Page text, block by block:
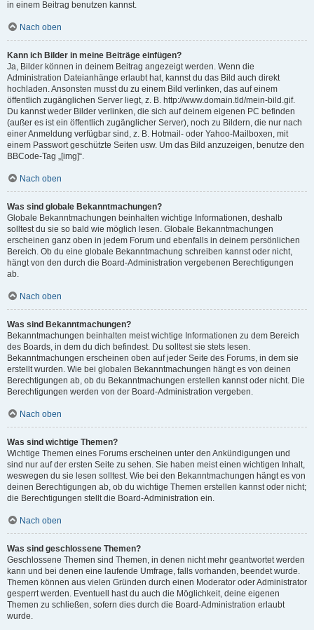
in einem Beitrag benutzen kannst.
Nach oben
Kann ich Bilder in meine Beiträge einfügen?
Ja, Bilder können in deinem Beitrag angezeigt werden. Wenn die
Administration Dateianhänge erlaubt hat, kannst du das Bild auch direkt
hochladen. Ansonsten musst du zu einem Bild verlinken, das auf einem
öffentlich zugänglichen Server liegt, z. B. http://www.domain.tld/mein-bild.gif.
Du kannst weder Bilder verlinken, die sich auf deinem eigenen PC befinden
(außer es ist ein öffentlich zugänglicher Server), noch zu Bildern, die nur nach
einer Anmeldung verfügbar sind, z. B. Hotmail- oder Yahoo-Mailboxen, mit
einem Passwort geschützte Seiten usw. Um das Bild anzuzeigen, benutze den
BBCode-Tag „[img]“.
Nach oben
Was sind globale Bekanntmachungen?
Globale Bekanntmachungen beinhalten wichtige Informationen, deshalb
solltest du sie so bald wie möglich lesen. Globale Bekanntmachungen
erscheinen ganz oben in jedem Forum und ebenfalls in deinem persönlichen
Bereich. Ob du eine globale Bekanntmachung schreiben kannst oder nicht,
hängt von den durch die Board-Administration vergebenen Berechtigungen
ab.
Nach oben
Was sind Bekanntmachungen?
Bekanntmachungen beinhalten meist wichtige Informationen zu dem Bereich
des Boards, in dem du dich befindest. Du solltest sie stets lesen.
Bekanntmachungen erscheinen oben auf jeder Seite des Forums, in dem sie
erstellt wurden. Wie bei globalen Bekanntmachungen hängt es von deinen
Berechtigungen ab, ob du Bekanntmachungen erstellen kannst oder nicht. Die
Berechtigungen werden von der Board-Administration vergeben.
Nach oben
Was sind wichtige Themen?
Wichtige Themen eines Forums erscheinen unter den Ankündigungen und
sind nur auf der ersten Seite zu sehen. Sie haben meist einen wichtigen Inhalt,
weswegen du sie lesen solltest. Wie bei den Bekanntmachungen hängt es von
deinen Berechtigungen ab, ob du wichtige Themen erstellen kannst oder nicht;
die Berechtigungen stellt die Board-Administration ein.
Nach oben
Was sind geschlossene Themen?
Geschlossene Themen sind Themen, in denen nicht mehr geantwortet werden
kann und bei denen eine laufende Umfrage, falls vorhanden, beendet wurde.
Themen können aus vielen Gründen durch einen Moderator oder Administrator
gesperrt werden. Eventuell hast du auch die Möglichkeit, deine eigenen
Themen zu schließen, sofern dies durch die Board-Administration erlaubt
wurde.